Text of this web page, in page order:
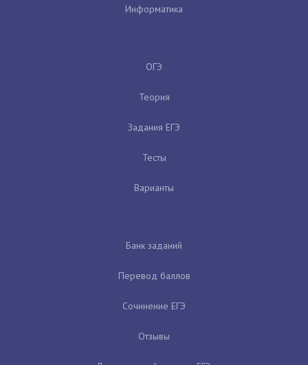
Информатика
ОГЭ
Теория
Задания ЕГЭ
Тесты
Варианты
Банк заданий
Перевод баллов
Сочинение ЕГЭ
Отзывы